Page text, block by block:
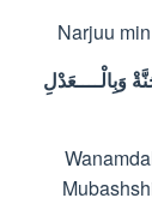
Narjuu
وَبِالْــــعَدْلِ